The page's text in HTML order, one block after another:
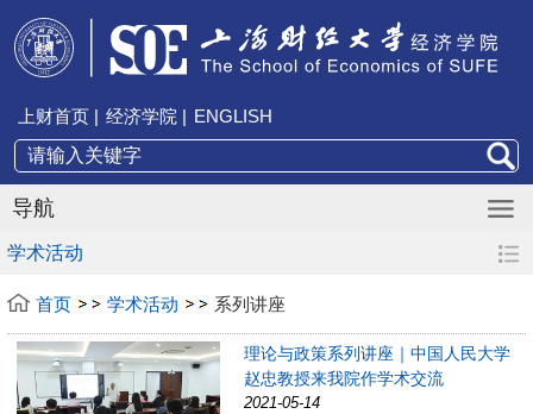
上财首页 | 经济学院 | ENGLISH
导航
学术活动
首页 学术活动 系列讲座
理论与政策系列讲座｜中国人民大学
赵忠教授来我院作学术交流
2021-05-14